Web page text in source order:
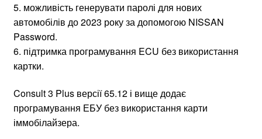
5. можливість генерувати паролі для нових
автомобілів до 2023 року за допомогою NISSAN
Password.
6. підтримка програмування ECU без використання
картки.
Consult 3 Plus версії 65.12 і вище додає
програмування ЕБУ без використання карти
іммобілайзера.